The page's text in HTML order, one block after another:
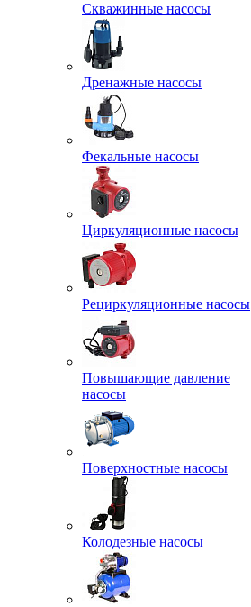
Скважинные насосы
Дренажные насосы
Фекальные насосы
Циркуляционные насосы
Рециркуляционные насосы
Повышающие давление
насосы
Поверхностные насосы
Колодезные насосы